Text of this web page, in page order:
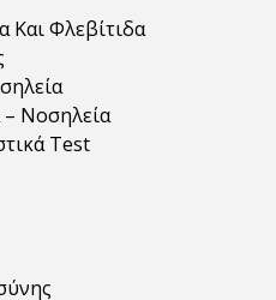
Και Φλεβίτιδα
– Νοσηλεία
Test